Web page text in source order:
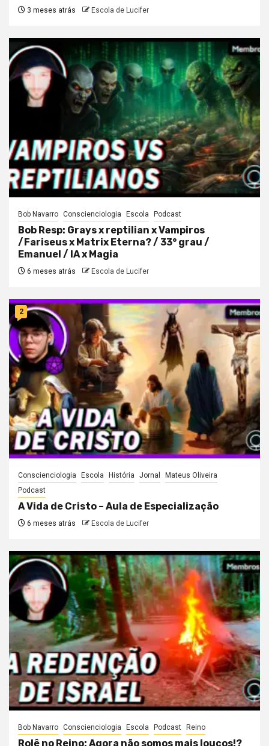
3 meses atrás Escola de Lucifer
Bob Navarro Conscienciologia Escola Podcast
Bob Resp: Grays x reptilian x Vampiros
/Fariseus x Matrix Eterna? / 33° grau /
Emanuel / IA x Magia
6 meses atrás Escola de Lucifer
2
Conscienciologia Escola História Jornal
Mateus Oliveira
Podcast
A Vida de Cristo – Aula de Especialização
6 meses atrás Escola de Lucifer
Bob Navarro Conscienciologia Escola Podcast Reino
Rolê no Reino: Agora não somos mais loucos!?